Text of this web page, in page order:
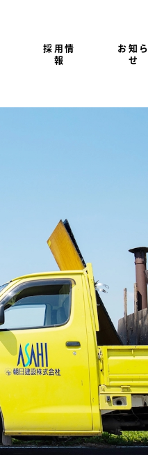
採用情
報
お知ら
せ